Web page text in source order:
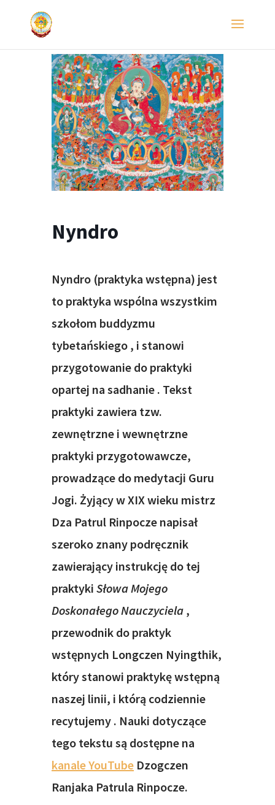
Nyndro
Nyndro (praktyka wstępna) jest
to praktyka wspólna wszystkim
szkołom buddyzmu
tybetańskiego , i stanowi
przygotowanie do praktyki
opartej na sadhanie . Tekst
praktyki zawiera tzw.
zewnętrzne i wewnętrzne
praktyki przygotowawcze,
prowadzące do medytacji Guru
Jogi. Żyjący w XIX wieku mistrz
Dza Patrul Rinpocze napisał
szeroko znany podręcznik
zawierający instrukcję do tej
praktyki Słowa Mojego
Doskonałego Nauczyciela ,
przewodnik do praktyk
wstępnych Longczen Nyingthik,
który stanowi praktykę wstępną
naszej linii, i którą codziennie
recytujemy . Nauki dotyczące
tego tekstu są dostępne na
kanale YouTube Dzogczen
Ranjaka Patrula Rinpocze.